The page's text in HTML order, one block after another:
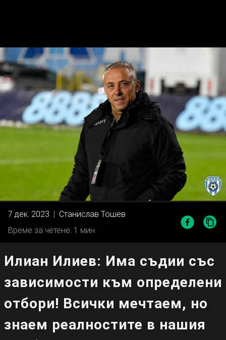
7 дек. 2023
Станислав Тошев
Време за четене: 1 мин
Илиан Илиев: Има съдии със
зависимости към определени
отбори! Всички мечтаем, но
знаем реалностите в нашия